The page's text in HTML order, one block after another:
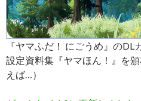
『ヤマふだ！ にごうめ』のDL
設定資料集『ヤマほん！』を
えば…）